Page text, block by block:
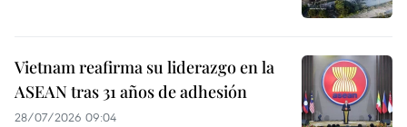
Vietnam reafirma su liderazgo en la
ASEAN tras 31 años de adhesión
28/07/2026 09:04